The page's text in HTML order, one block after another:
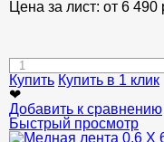
Цена за лист: от 6 490
Купить Купить в 1 клик
❤
Добавить к сравнению
Быстрый просмотр